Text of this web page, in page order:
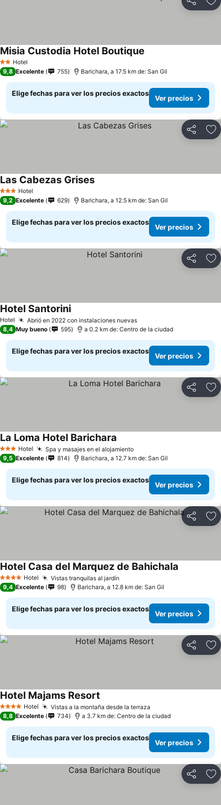
Compartir
2 Estrellas
Hotel
Misia Custodia Hotel Boutique
9,8 Excelente 755 Barichara, a 17.5 km de: San Gil
Elige fechas para ver los precios exactos
Ver precios
Compartir
3 Estrellas
Hotel
Las Cabezas Grises
9,2 Excelente 629 Barichara, a 12.5 km de: San Gil
Elige fechas para ver los precios exactos
Ver precios
Compartir
Hotel Abrió en 2022 con instalaciones nuevas
Hotel Santorini
8,4 Muy bueno 595 a 0.2 km de: Centro de la ciudad
Elige fechas para ver los precios exactos
Ver precios
Compartir
3 Estrellas
Hotel Spa y masajes en el alojamiento
La Loma Hotel Barichara
9,5 Excelente 814 Barichara, a 12.7 km de: San Gil
Elige fechas para ver los precios exactos
Ver precios
Compartir
4 EstrellasHotel Vistas tranquilas al jardín
Hotel Casa del Marquez de Bahichala
9,4 Excelente 98 Barichara, a 12.8 km de: San Gil
Elige fechas para ver los precios exactos
Ver precios
Compartir
4 EstrellasHotel Vistas a la montaña desde la terraza
Hotel Majams Resort
8,8 Excelente 734 a 3.7 km de: Centro de la ciudad
Elige fechas para ver los precios exactos
Ver precios
Compartir